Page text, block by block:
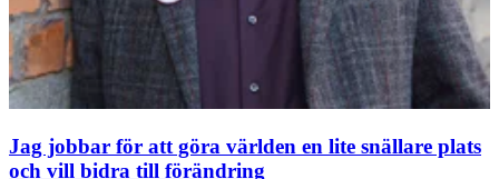
Jag jobbar för att göra världen en lite snällare plats
och vill bidra till förändring